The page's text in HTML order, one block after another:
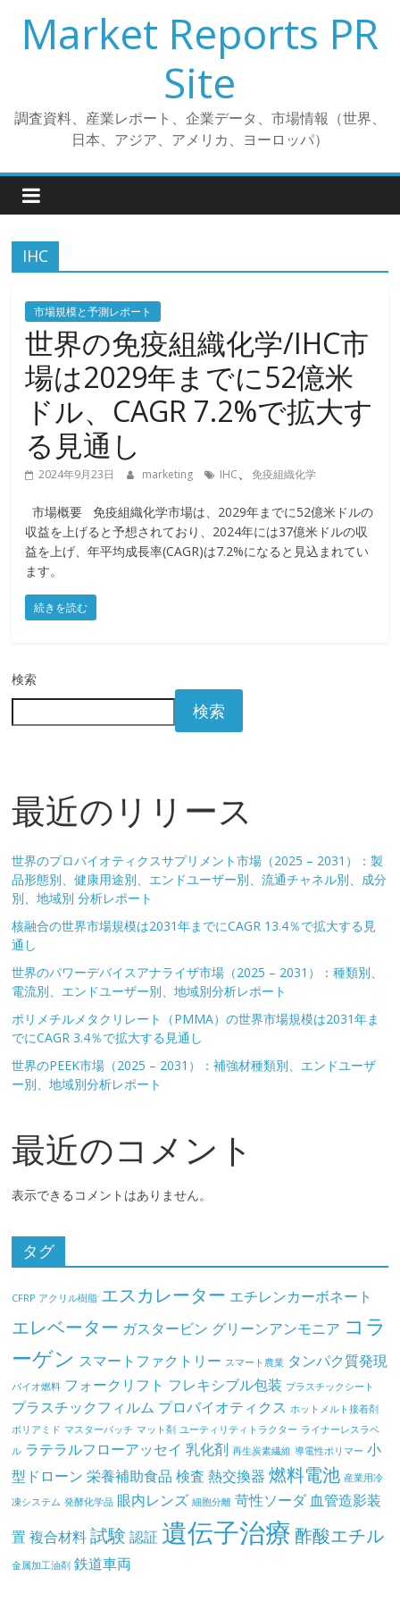
プ
Market Reports PR
Site
調査資料、産業レポート、企業データ、市場情報（世界、
日本、アジア、アメリカ、ヨーロッパ）
IHC
市場規模と予測レポート
世界の免疫組織化学/IHC市
場は2029年までに52億米
ドル、CAGR 7.2%で拡大す
る見通し
2024年9月23日 marketing IHC、免疫組織化学
市場概要 免疫組織化学市場は、2029年までに52億米ドルの
収益を上げると予想されており、2024年には37億米ドルの収
益を上げ、年平均成長率(CAGR)は7.2%になると見込まれてい
ます。
続きを読む
検索
検索
最近のリリース
世界のプロバイオティクスサプリメント市場（2025 – 2031）：製
品形態別、健康用途別、エンドユーザー別、流通チャネル別、成分
別、地域別 分析レポート
核融合の世界市場規模は2031年までにCAGR 13.4％で拡大する見
通し
世界のパワーデバイスアナライザ市場（2025 – 2031）：種類別、
電流別、エンドユーザー別、地域別分析レポート
ポリメチルメタクリレート（PMMA）の世界市場規模は2031年ま
でにCAGR 3.4％で拡大する見通し
世界のPEEK市場（2025 – 2031）：補強材種類別、エンドユーザ
ー別、地域別分析レポート
最近のコメント
表示できるコメントはありません。
タグ
CFRP アクリル樹脂 エスカレーター エチレンカーボネート
エレベーター ガスタービン グリーンアンモニア コラ
ーゲン スマートファクトリー スマート農業 タンパク質発現
バイオ燃料 フォークリフト フレキシブル包装 プラスチックシート
プラスチックフィルム プロバイオティクス ホットメルト接着剤
ポリアミド マスターバッチ マット剤 ユーティリティトラクター ライナーレスラベ
ル ラテラルフローアッセイ 乳化剤 再生炭素繊維 導電性ポリマー 小
型ドローン 栄養補助食品 検査 熱交換器 燃料電池 産業用冷
凍システム 発酵化学品 眼内レンズ 細胞分離 苛性ソーダ 血管造影装
置 複合材料 試験 認証 遺伝子治療 酢酸エチル
金属加工油剤 鉄道車両